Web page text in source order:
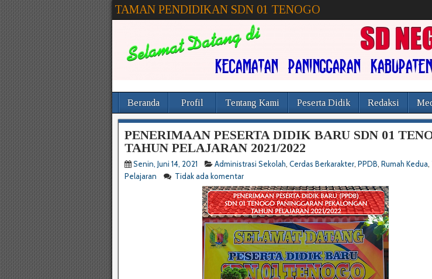
TAMAN PENDIDIKAN SDN 01 TENOGO
Beranda Profil Tentang Kami Peserta Didik Redaksi
PENERIMAAN PESERTA DIDIK BARU SDN 01
TAHUN PELAJARAN 2021/2022
Senin, Juni 14, 2021 Administrasi Sekolah, Cerdas Berkarakter, PPDB, Rumah Kedua,
Pelajaran
Tidak ada komentar